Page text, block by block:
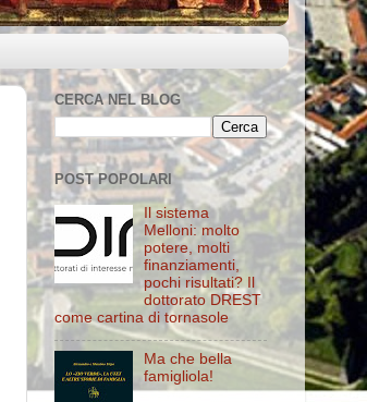
CERCA NEL BLOG
POST POPOLARI
Il sistema
Melloni: molto
potere, molti
finanziamenti,
pochi risultati? Il
dottorato DREST
come cartina di tornasole
Ma che bella
famigliola!